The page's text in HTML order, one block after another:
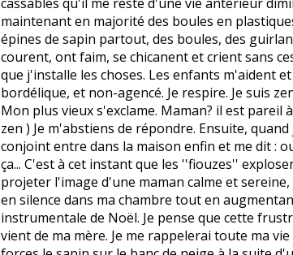
maintenant en majorité des boules en
épines de sapin partout, des boules, des
courent, ont faim, se chicanent et crient sans
que j'installe les choses. Les enfants m'aident
bordélique, et non-agencé. Je respire. Je suis
Mon plus vieux s'exclame. Maman? il est pareil
zen ) Je m'abstiens de répondre. Ensuite,
conjoint entre dans la maison enfin et me dit :
ça... C'est à cet instant que les ''fiouzes''
projeter l'image d'une maman calme et
en silence dans ma chambre tout en
instrumentale de Noël. Je pense que cette
vient de ma mère. Je me rappelerai toute ma